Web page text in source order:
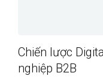
Chiến lược
nghiệp B2B